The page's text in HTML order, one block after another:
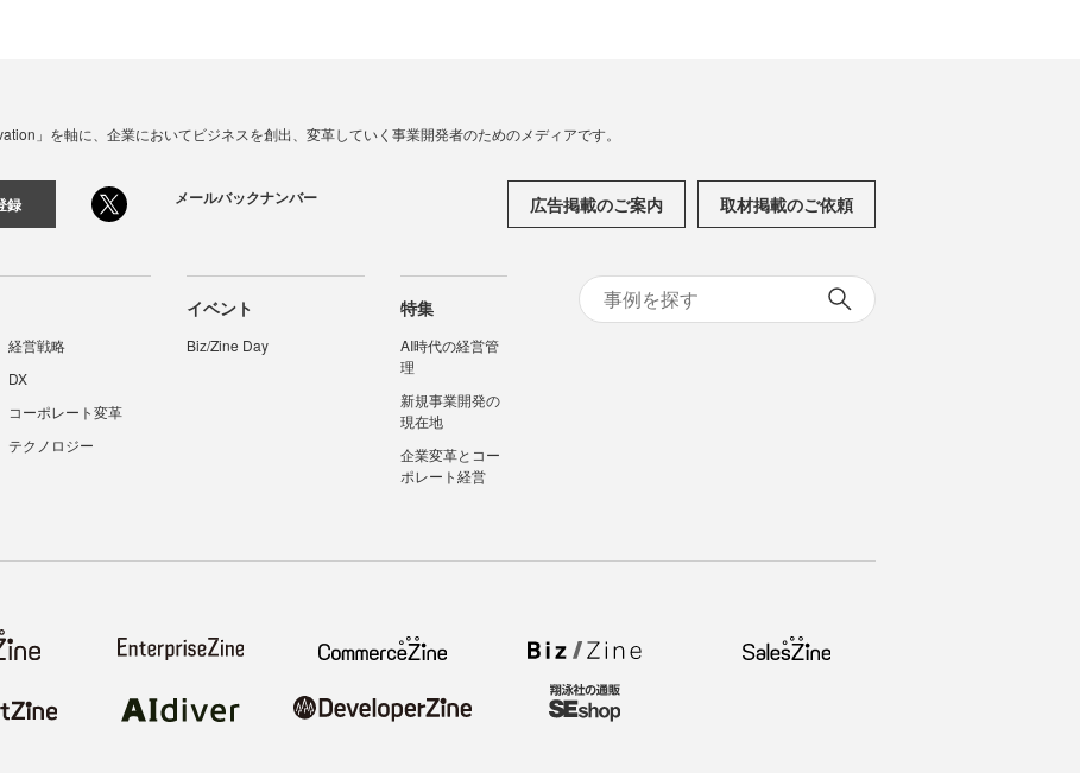
」を軸に、企業においてビジネスを創出、変革していく事業開発者のためのメディアです。
録 メールバックナンバー 広告掲載のご案内 取材掲載のご依頼
経営戦略
DX
コーポレート変革
テクノロジー
イベント
Biz/Zine Day
特集
AI時代の経営管
理
新規事業開発の
現在地
企業変革とコー
ポレート経営